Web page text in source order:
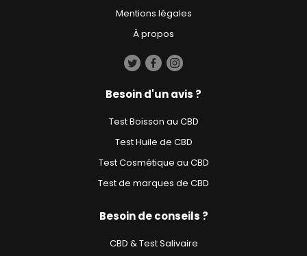
Mentions légales
À propos
Besoin d'un avis ?
Test Boisson au CBD
Test Huile de CBD
Test Cosmétique au CBD
Test de marques de CBD
Besoin de conseils ?
CBD & Test Salivaire